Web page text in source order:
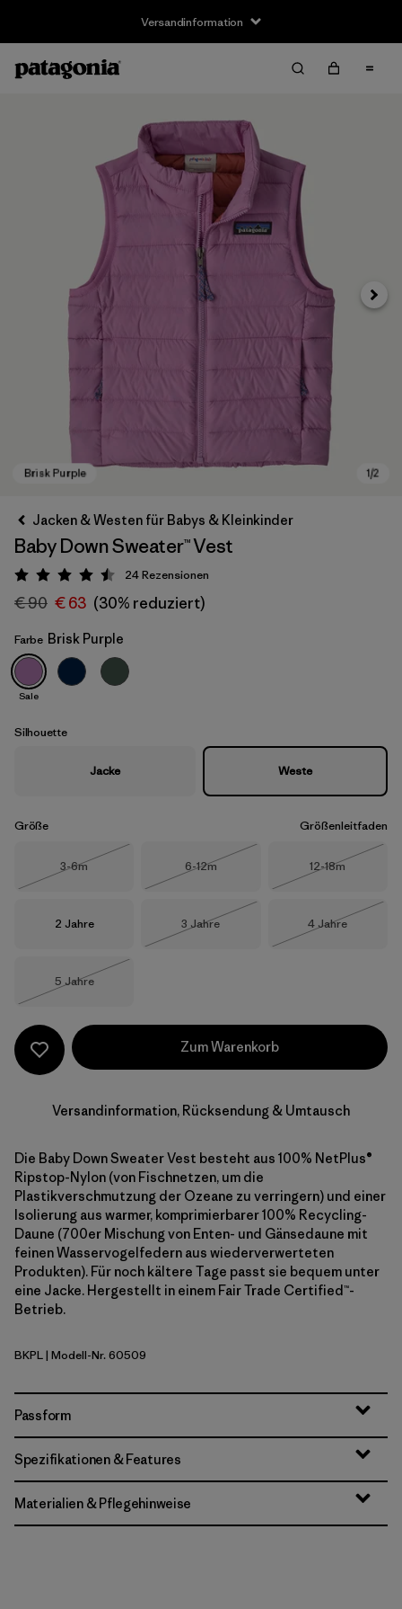
Versandinformation
Brisk Purple
Jacken & Westen für Babys & Kleinkinder
Baby Down Sweater™ Vest
Bewertung: 4.5 / 5
24Rezensionen
€ 90 € 63 (30% reduziert)
Farbe Brisk Purple
Sale
Silhouette
Jacke Weste
Größe Größenleitfaden
Größe
3-6m
Größe
6-12m
Größe
12-18m
Größe
2 Jahre Größe
3 Jahre
Größe
4 Jahre
Größe
5 Jahre
Zum Warenkorb
Versandinformation, Rücksendung & Umtausch
Die Baby Down Sweater Vest besteht aus 100% NetPlus®
Ripstop-Nylon (von Fischnetzen, um die
Plastikverschmutzung der Ozeane zu verringern) und einer
Isolierung aus warmer, komprimierbarer 100% Recycling-
Daune (700er Mischung von Enten- und Gänsedaune mit
feinen Wasservogelfedern aus wiederverwerteten
Produkten). Für noch kältere Tage passt sie bequem unter
eine Jacke. Hergestellt in einem Fair Trade Certified™-
Betrieb.
Brisk Purple
BKPL| Modell-Nr. 60509
Passform
Spezifikationen & Features
Materialien & Pflegehinweise